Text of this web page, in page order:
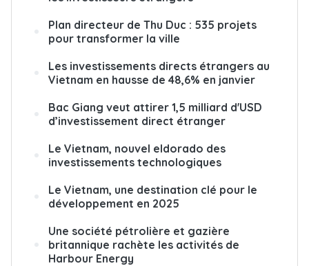
Plan directeur de Thu Duc : 535 projets
pour transformer la ville
Les investissements directs étrangers au
Vietnam en hausse de 48,6% en janvier
Bac Giang veut attirer 1,5 milliard d'USD
d’investissement direct étranger
Le Vietnam, nouvel eldorado des
investissements technologiques
Le Vietnam, une destination clé pour le
développement en 2025
Une société pétrolière et gazière
britannique rachète les activités de
Harbour Energy